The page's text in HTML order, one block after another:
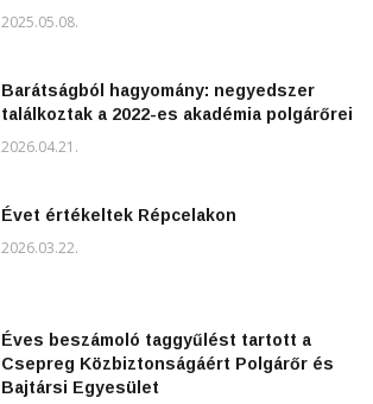
2025.05.08.
Barátságból hagyomány: negyedszer
találkoztak a 2022-es akadémia polgárőrei
2026.04.21.
Évet értékeltek Répcelakon
2026.03.22.
Éves beszámoló taggyűlést tartott a
Csepreg Közbiztonságáért Polgárőr és
Bajtársi Egyesület